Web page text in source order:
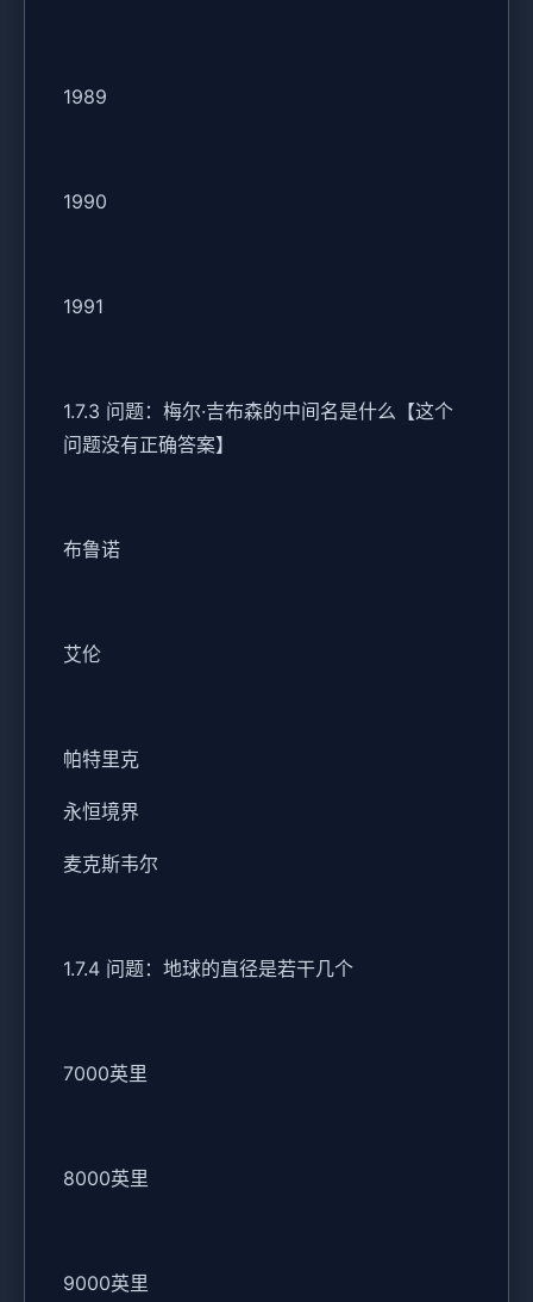
1989
1990
1991
1.7.3 问题：梅尔·吉布森的中间名是什么【这个
问题没有正确答案】
布鲁诺
艾伦
帕特里克
永恒境界
麦克斯韦尔
1.7.4 问题：地球的直径是若干几个
7000英里
8000英里
9000英里